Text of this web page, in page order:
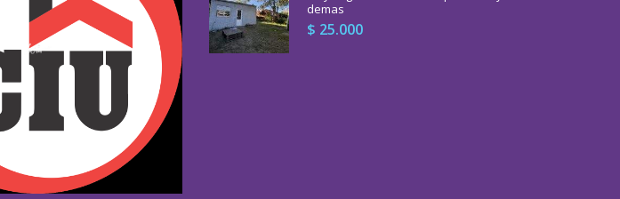
demas
$ 25.000